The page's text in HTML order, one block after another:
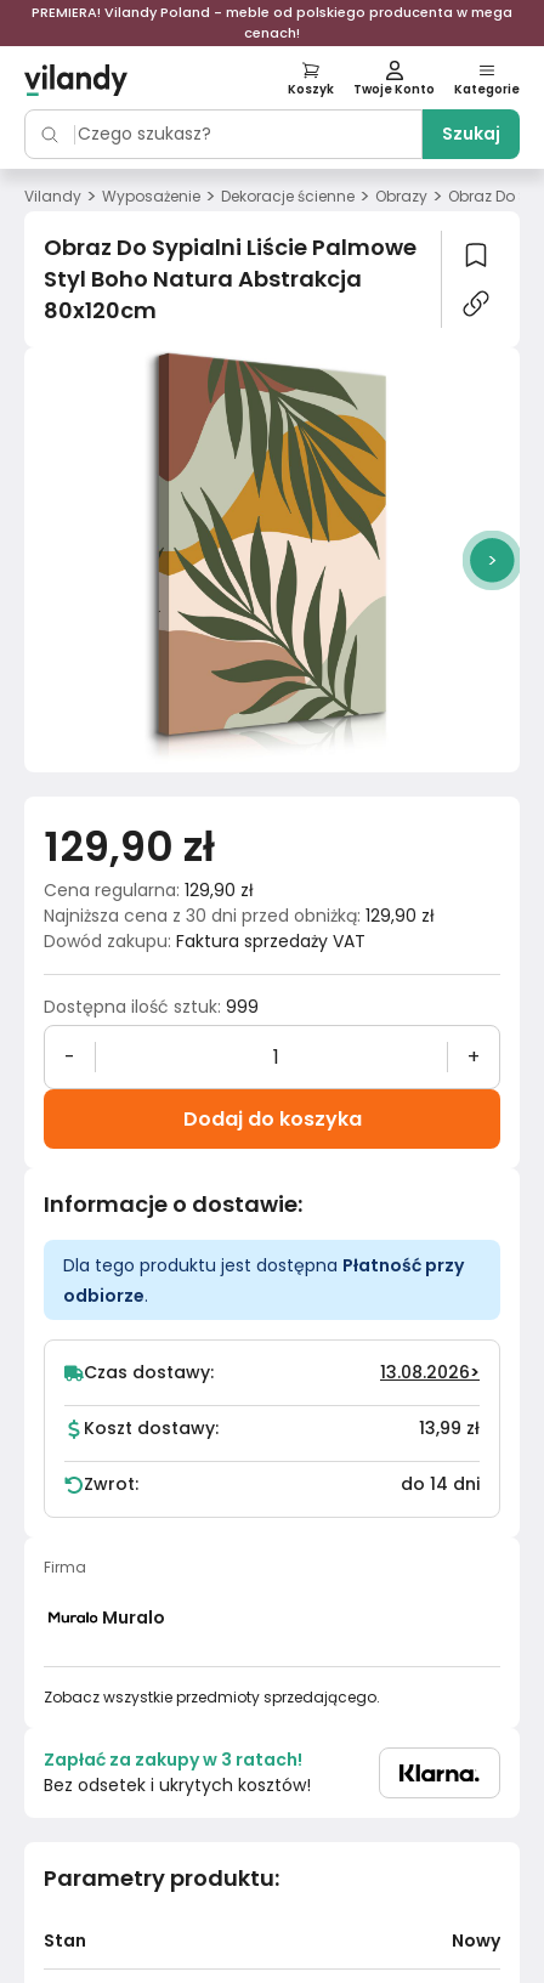
PREMIERA! Vilandy Poland - meble od polskiego producenta w mega
cenach!
Szukaj
Koszyk Twoje Konto Kategorie
Vilandy > Wyposażenie > Dekoracje ścienne > Obrazy > Obraz Do
Obraz Do Sypialni Liście Palmowe
Styl Boho Natura Abstrakcja
80x120cm
>
Parametry produktu:
Stan Nowy
129,90 zł
Cena regularna: 129,90 zł
Najniższa cena z 30 dni przed obniżką: 129,90 zł
Dowód zakupu: Faktura sprzedaży VAT
Dostępna ilość sztuk: 999
- +
Dodaj do koszyka
Informacje o dostawie:
Dla tego produktu jest dostępna Płatność przy
odbiorze.
Czas dostawy: 13.08.2026>
Koszt dostawy: 13,99 zł
Zwrot: do 14 dni
Firma
Muralo
Zobacz wszystkie przedmioty sprzedającego.
Zapłać za zakupy w 3 ratach!
Bez odsetek i ukrytych kosztów!